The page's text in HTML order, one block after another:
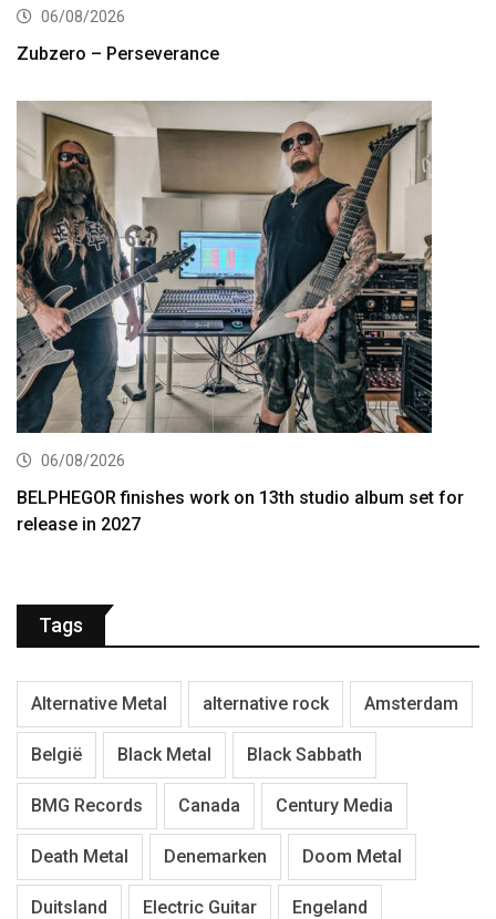
06/08/2026
Zubzero – Perseverance
06/08/2026
BELPHEGOR finishes work on 13th studio album set for
release in 2027
Tags
Alternative Metal alternative rock Amsterdam
België Black Metal Black Sabbath
BMG Records Canada Century Media
Death Metal Denemarken Doom Metal
Duitsland Electric Guitar Engeland